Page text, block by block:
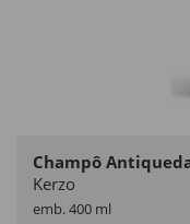
Champô
Kerzo
emb. 400 ml